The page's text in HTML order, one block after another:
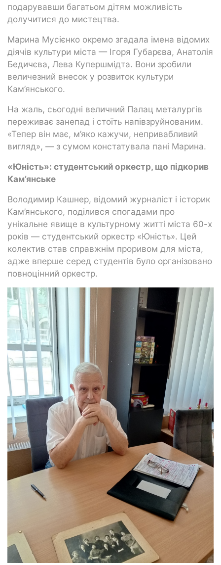
подарувавши багатьом дітям можливість
долучитися до мистецтва.
Марина Мусієнко окремо згадала імена відомих
діячів культури міста — Ігоря Губарєва, Анатолія
Бедичєва, Лева Купершмідта. Вони зробили
величезний внесок у розвиток культури
Кам’янського.
На жаль, сьогодні величний Палац металургів
переживає занепад і стоїть напівзруйнованим.
«Тепер він має, м’яко кажучи, непривабливий
вигляд», — з сумом констатувала пані Марина.
«Юність»: студентський оркестр, що підкорив
Кам’янське
Володимир Кашнер, відомий журналіст і історик
Кам’янського, поділився спогадами про
унікальне явище в культурному житті міста 60-х
років — студентський оркестр «Юність». Цей
колектив став справжнім проривом для міста,
адже вперше серед студентів було організовано
повноцінний оркестр.